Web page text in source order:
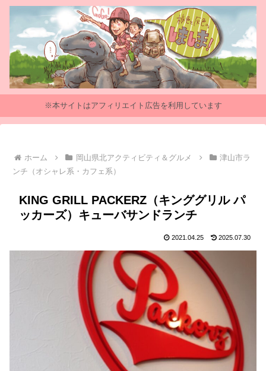
※本サイトはアフィリエイト広告を利用しています
ホーム 岡山県北アクティビティ＆グルメ
津山市ラ
ンチ（オシャレ系・カフェ系）
KING GRILL PACKERZ（キンググリル パ
ッカーズ）キューバサンドランチ
2021.04.25 2025.07.30